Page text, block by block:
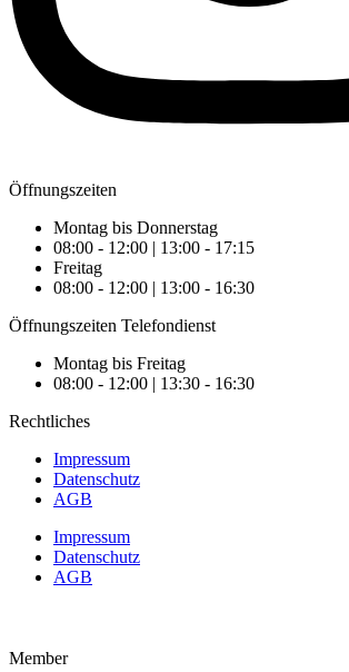
Öffnungszeiten
Montag bis Donnerstag
08:00 - 12:00 | 13:00 - 17:15
Freitag
08:00 - 12:00 | 13:00 - 16:30
Öffnungszeiten Telefondienst
Montag bis Freitag
08:00 - 12:00 | 13:30 - 16:30
Rechtliches
Impressum
Datenschutz
AGB
Impressum
Datenschutz
AGB
Member